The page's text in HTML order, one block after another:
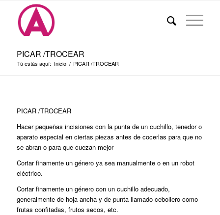
PICAR /TROCEAR
Tú estás aquí: Inicio / PICAR /TROCEAR
PICAR /TROCEAR
Hacer pequeñas incisiones con la punta de un cuchillo, tenedor o
aparato especial en ciertas piezas antes de cocerlas para que no
se abran o para que cuezan mejor
Cortar finamente un género ya sea manualmente o en un robot
eléctrico.
Cortar finamente un género con un cuchillo adecuado,
generalmente de hoja ancha y de punta llamado cebollero como
frutas confitadas, frutos secos, etc.